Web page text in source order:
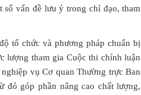
vấn đề lưu ý trong chỉ đạo, tham
tổ chức và phương pháp chuẩn bị
lượng tham gia Cuộc thi chính luận
vụ Cơ quan Thường trực Ban
đó góp phần nâng cao chất lượng,